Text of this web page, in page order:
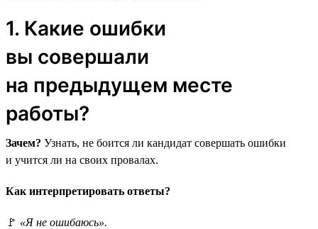
1. Какие ошибки
вы совершали
на предыдущем месте
работы?
Зачем? Узнать, не боится ли кандидат совершать ошибки
и учится ли на своих провалах.
Как интерпретировать ответы?
🚩 «Я не ошибаюсь».